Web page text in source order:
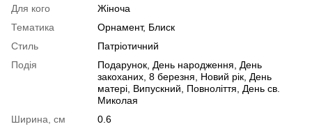
Для кого
Жіноча
Тематика
Орнамент, Блиск
Стиль
Патріотичний
Подія
Подарунок, День народження, День
закоханих, 8 березня, Новий рік, День
матері, Випускний, Повноліття, День св.
Миколая
Ширина, см
0.6